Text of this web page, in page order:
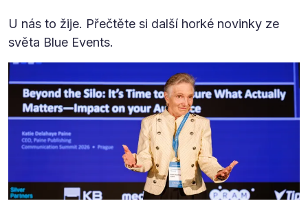
U nás to žije. Přečtěte si další horké novinky ze
světa Blue Events.